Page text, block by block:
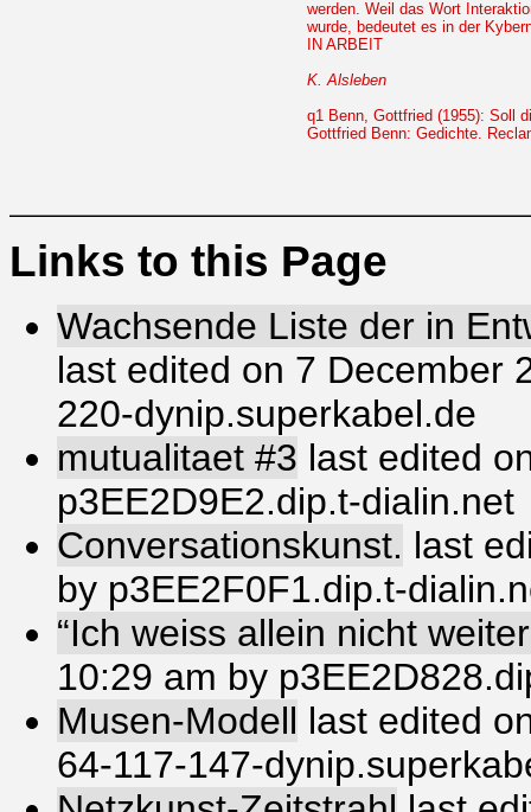
werden. Weil das Wort
wurde, bedeutet es in der
IN ARBEIT
K. Alsleben
q1 Benn, Gottfried (1955): Soll
Gottfried Benn: Gedichte.
Links to this Page
Wachsende Liste der in
last edited on 7 December
220-dynip.superkabel.de
mutualitaet #3 last edited
p3EE2D9E2.dip.t-dialin.net
Conversationskunst. last
by p3EE2F0F1.dip.t-
“Ich weiss allein nicht
10:29 am by
Musen-Modell last edited
64-117-147-